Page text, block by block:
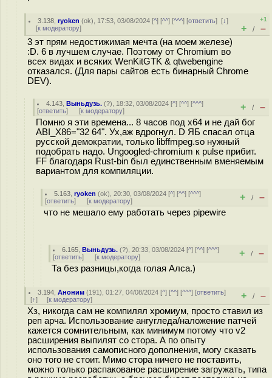
3.138 ,ryoken (ok), 17:53, 03/08/2024 [^] [^^] [^^^] [ответить][↓]
[к модератору]
+1
+ / –
3 эт прям недостижимая мечта (на моем железе)
:D. 6 в лучшем случае. Поэтому от Chromium во
всех видах и всяких WenKitGTK & qtwebengine
отказался. (Для пары сайтов есть бинарный Chrome
DEV).
4.143 ,Выньдузь. (?), 18:32, 03/08/2024 [^] [^^] [^^^]
[ответить] [к модератору] + / –
Помню я эти времена... 8 часов под x64 и не дай бог
ABI_X86="32 64". Ух,аж вдрогнул. D ЯБ спасал отца
русской демократии, только libffmpеg.so нужный
подобрать надо. Ungoogled-chromium к pulse прибит.
FF благодаря Rust-bin был единственным вменяемым
вариантом для компиляции.
5.163 ,ryoken (ok), 20:30, 03/08/2024 [^] [^^] [^^^]
[ответить] [к модератору] + / –
что не мешало ему работать через pipewire
6.165 ,Выньдузь. (?), 20:33, 03/08/2024 [^] [^^] [^^^]
[ответить] [к модератору] + / –
Та без разницы,когда голая Алса.)
3.194 ,Аноним (191), 01:27, 04/08/2024 [^] [^^] [^^^] [ответить]
[↑] [к модератору] + / –
Хз, никогда сам не компилял хромиум, просто ставил из
реп арча. Использование ангугледа/наложение патчей
кажется сомнительным, как минимум потому что v2
расширения выпилят со стора. А по опыту
использования самописного дополнения, могу сказать
оно того не стоит. Мимо стора ничего не поставить,
можно только распакованое расширение загружать, типа